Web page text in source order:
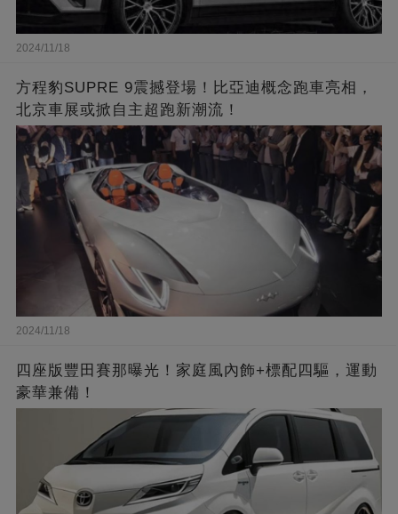
2024/11/18
方程豹SUPRE 9震撼登場！比亞迪概念跑車亮相，
北京車展或掀自主超跑新潮流！
2024/11/18
四座版豐田賽那曝光！家庭風內飾+標配四驅，運動
豪華兼備！